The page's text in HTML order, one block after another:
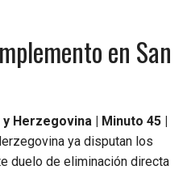
en San
Herzegovina | Minuto 45 |
ya disputan los
duelo de eliminación directa